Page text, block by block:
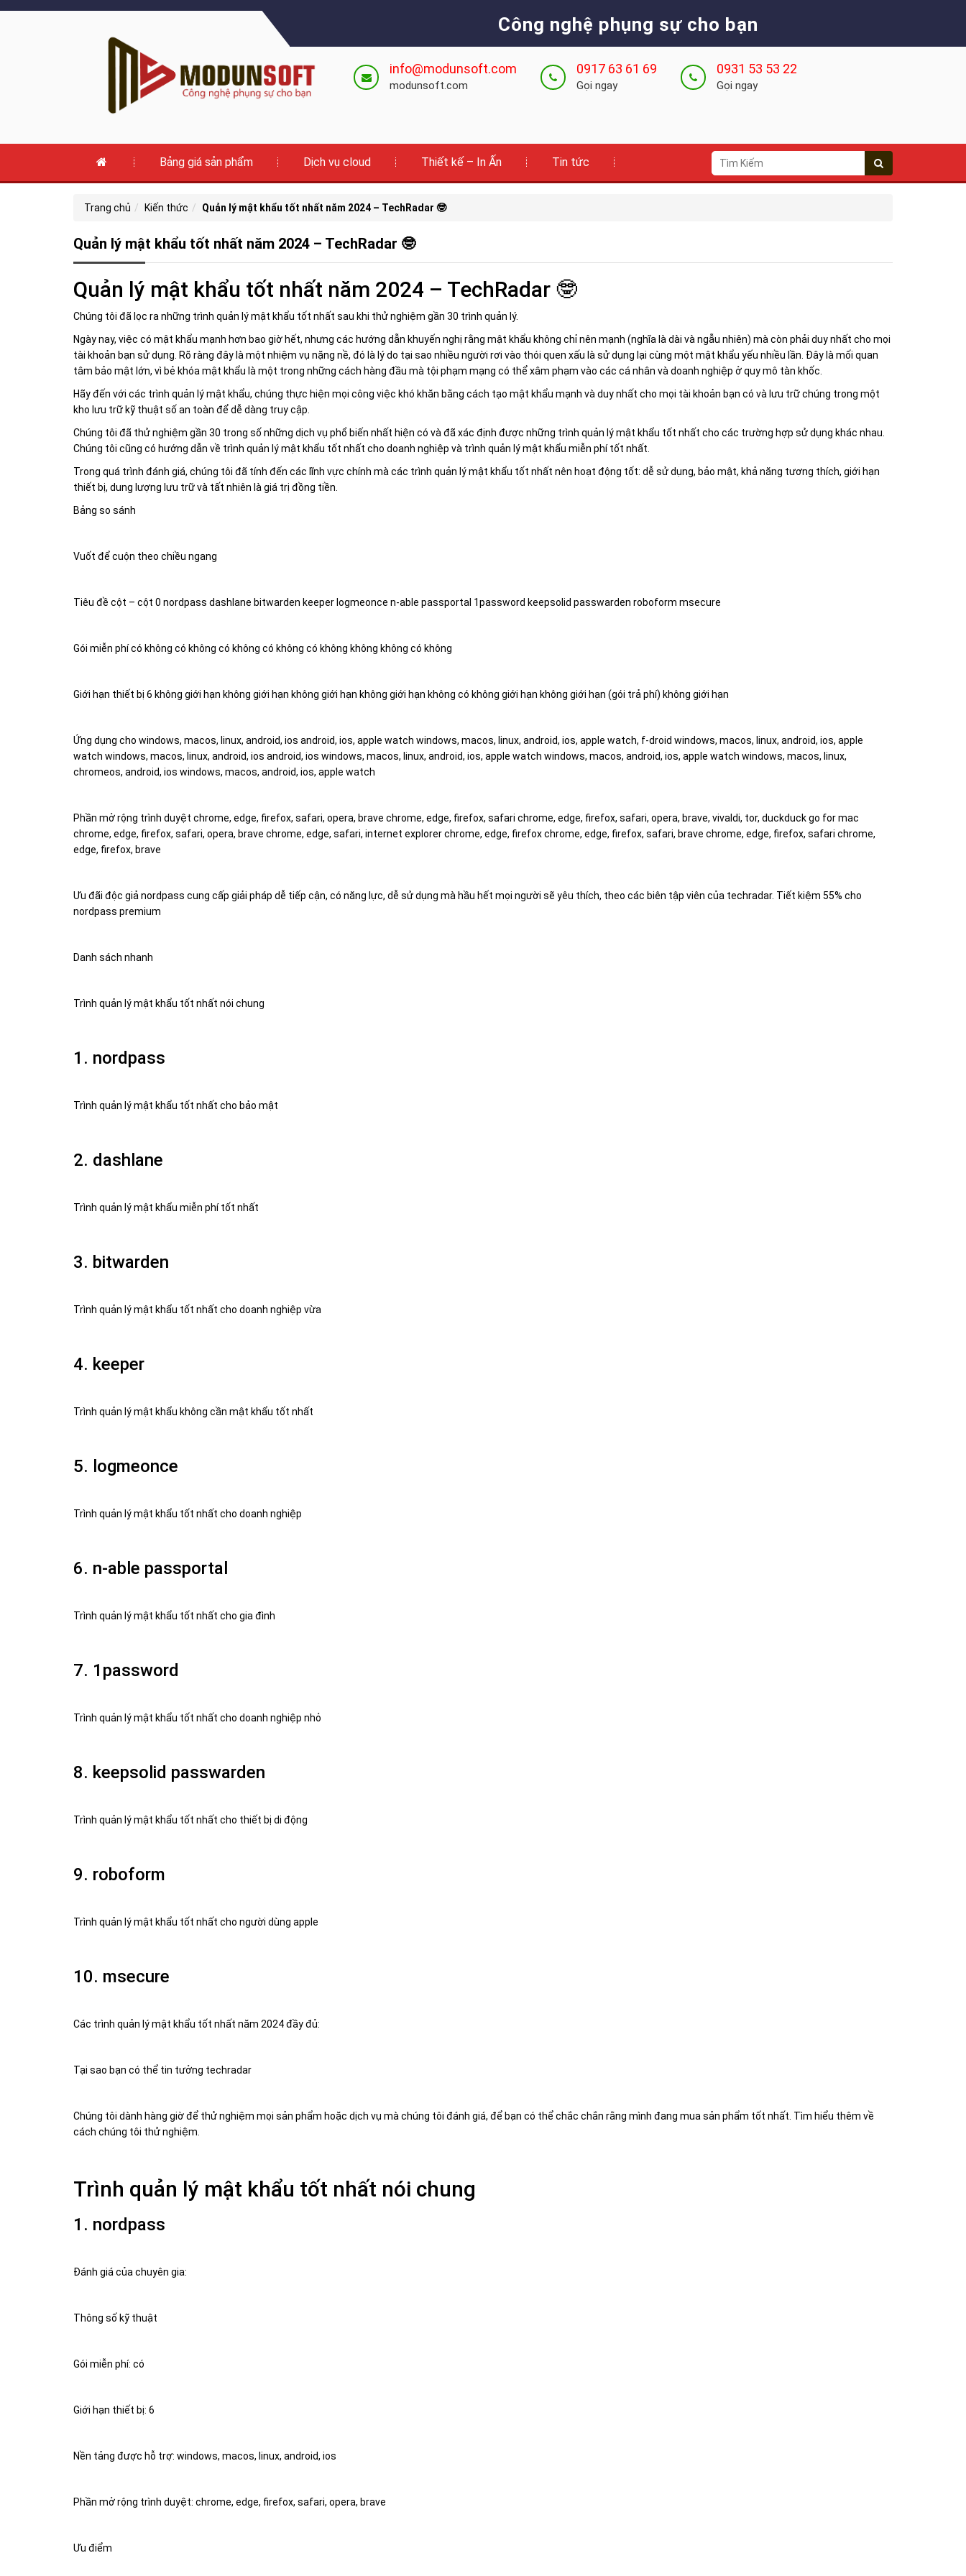
Công nghệ phụng sự cho bạn
info@modunsoft.com
modunsoft.com
0917 63 61 69
Gọi ngay
0931 53 53 22
Gọi ngay
Bảng giá sản phẩm Dịch vụ cloud Thiết kế – In Ấn Tin tức
Trang chủ Kiến thức Quản lý mật khẩu tốt nhất năm 2024 – TechRadar 🤓
Quản lý mật khẩu tốt nhất năm 2024 – TechRadar 🤓
Quản lý mật khẩu tốt nhất năm 2024 – TechRadar 🤓
Chúng tôi đã lọc ra những trình quản lý mật khẩu tốt nhất sau khi thử nghiệm gần 30 trình quản lý.
Ngày nay, việc có mật khẩu mạnh hơn bao giờ hết, nhưng các hướng dẫn khuyến nghị rằng mật khẩu không chỉ nên mạnh (nghĩa là dài và ngẫu nhiên) mà còn phải duy nhất cho mọi
tài khoản bạn sử dụng. Rõ ràng đây là một nhiệm vụ nặng nề, đó là lý do tại sao nhiều người rơi vào thói quen xấu là sử dụng lại cùng một mật khẩu yếu nhiều lần. Đây là mối quan
tâm bảo mật lớn, vì bẻ khóa mật khẩu là một trong những cách hàng đầu mà tội phạm mạng có thể xâm phạm vào các cá nhân và doanh nghiệp ở quy mô tàn khốc.
Hãy đến với các trình quản lý mật khẩu, chúng thực hiện mọi công việc khó khăn bằng cách tạo mật khẩu mạnh và duy nhất cho mọi tài khoản bạn có và lưu trữ chúng trong một
kho lưu trữ kỹ thuật số an toàn để dễ dàng truy cập.
Chúng tôi đã thử nghiệm gần 30 trong số những dịch vụ phổ biến nhất hiện có và đã xác định được những trình quản lý mật khẩu tốt nhất cho các trường hợp sử dụng khác nhau.
Chúng tôi cũng có hướng dẫn về trình quản lý mật khẩu tốt nhất cho doanh nghiệp và trình quản lý mật khẩu miễn phí tốt nhất.
Trong quá trình đánh giá, chúng tôi đã tính đến các lĩnh vực chính mà các trình quản lý mật khẩu tốt nhất nên hoạt động tốt: dễ sử dụng, bảo mật, khả năng tương thích, giới hạn
thiết bị, dung lượng lưu trữ và tất nhiên là giá trị đồng tiền.
Bảng so sánh
Vuốt để cuộn theo chiều ngang
Tiêu đề cột – cột 0 nordpass dashlane bitwarden keeper logmeonce n-able passportal 1password keepsolid passwarden roboform msecure
Gói miễn phí có không có không có không có không có không không không có không
Giới hạn thiết bị 6 không giới hạn không giới hạn không giới hạn không giới hạn không có không giới hạn không giới hạn (gói trả phí) không giới hạn
Ứng dụng cho windows, macos, linux, android, ios android, ios, apple watch windows, macos, linux, android, ios, apple watch, f-droid windows, macos, linux, android, ios, apple
watch windows, macos, linux, android, ios android, ios windows, macos, linux, android, ios, apple watch windows, macos, android, ios, apple watch windows, macos, linux,
chromeos, android, ios windows, macos, android, ios, apple watch
Phần mở rộng trình duyệt chrome, edge, firefox, safari, opera, brave chrome, edge, firefox, safari chrome, edge, firefox, safari, opera, brave, vivaldi, tor, duckduck go for mac
chrome, edge, firefox, safari, opera, brave chrome, edge, safari, internet explorer chrome, edge, firefox chrome, edge, firefox, safari, brave chrome, edge, firefox, safari chrome,
edge, firefox, brave
Ưu đãi độc giả nordpass cung cấp giải pháp dễ tiếp cận, có năng lực, dễ sử dụng mà hầu hết mọi người sẽ yêu thích, theo các biên tập viên của techradar. Tiết kiệm 55% cho
nordpass premium
Danh sách nhanh
Trình quản lý mật khẩu tốt nhất nói chung
1. nordpass
Trình quản lý mật khẩu tốt nhất cho bảo mật
2. dashlane
Trình quản lý mật khẩu miễn phí tốt nhất
3. bitwarden
Trình quản lý mật khẩu tốt nhất cho doanh nghiệp vừa
4. keeper
Trình quản lý mật khẩu không cần mật khẩu tốt nhất
5. logmeonce
Trình quản lý mật khẩu tốt nhất cho doanh nghiệp
6. n-able passportal
Trình quản lý mật khẩu tốt nhất cho gia đình
7. 1password
Trình quản lý mật khẩu tốt nhất cho doanh nghiệp nhỏ
8. keepsolid passwarden
Trình quản lý mật khẩu tốt nhất cho thiết bị di động
9. roboform
Trình quản lý mật khẩu tốt nhất cho người dùng apple
10. msecure
Các trình quản lý mật khẩu tốt nhất năm 2024 đầy đủ:
Tại sao bạn có thể tin tưởng techradar
Chúng tôi dành hàng giờ để thử nghiệm mọi sản phẩm hoặc dịch vụ mà chúng tôi đánh giá, để bạn có thể chắc chắn rằng mình đang mua sản phẩm tốt nhất. Tìm hiểu thêm về
cách chúng tôi thử nghiệm.
Trình quản lý mật khẩu tốt nhất nói chung
1. nordpass
Đánh giá của chuyên gia:
Thông số kỹ thuật
Gói miễn phí: có
Giới hạn thiết bị: 6
Nền tảng được hỗ trợ: windows, macos, linux, android, ios
Phần mở rộng trình duyệt: chrome, edge, firefox, safari, opera, brave
Ưu điểm